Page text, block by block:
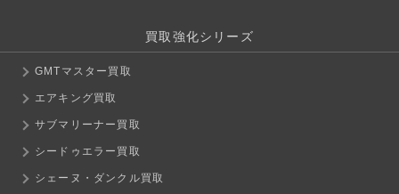
買取強化シリーズ
GMTマスター買取
エアキング買取
サブマリーナー買取
シードゥエラー買取
シェーヌ・ダンクル買取